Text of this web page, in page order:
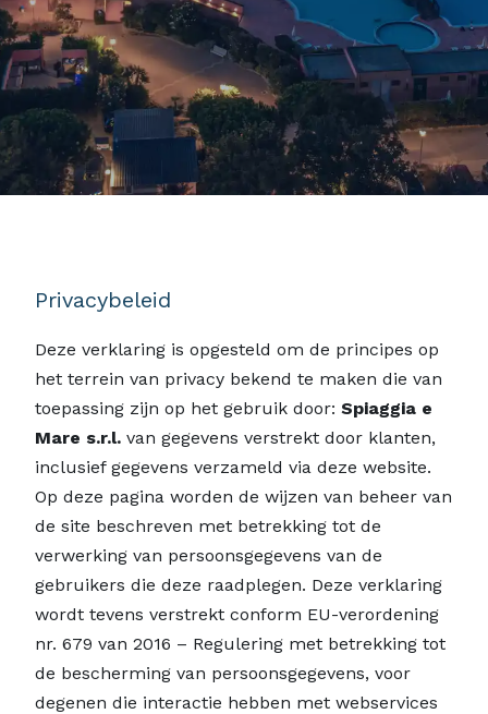
Privacybeleid
Deze verklaring is opgesteld om de principes op
het terrein van privacy bekend te maken die van
toepassing zijn op het gebruik door: Spiaggia e
Mare s.r.l. van gegevens verstrekt door klanten,
inclusief gegevens verzameld via deze website.
Op deze pagina worden de wijzen van beheer van
de site beschreven met betrekking tot de
verwerking van persoonsgegevens van de
gebruikers die deze raadplegen. Deze verklaring
wordt tevens verstrekt conform EU-verordening
nr. 679 van 2016 – Regulering met betrekking tot
de bescherming van persoonsgegevens, voor
degenen die interactie hebben met webservices